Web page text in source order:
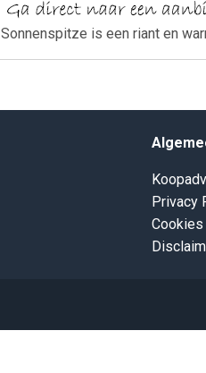
Sonnenspitze is een riant en
Privacy
Cookies